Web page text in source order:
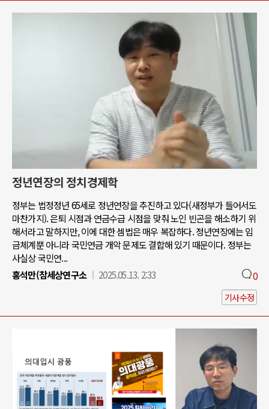
정년연장의 정치경제학
정부는 법정정년 65세로 정년연장을 추진하고 있다(새정부가 들어서도
마찬가지). 은퇴 시점과 연금수급 시점을 맞춰 노인 빈곤을 해소하기 위
해서라고 말하지만, 이에 대한 셈법은 매우 복잡하다. 정년연장에는 임
금체계뿐 아니라 국민연금 개악 문제도 결합해 있기 때문이다. 정부는
사실상 국민연...
홍석만(참세상연구소
2025.05.13. 2:33 0
기사수정